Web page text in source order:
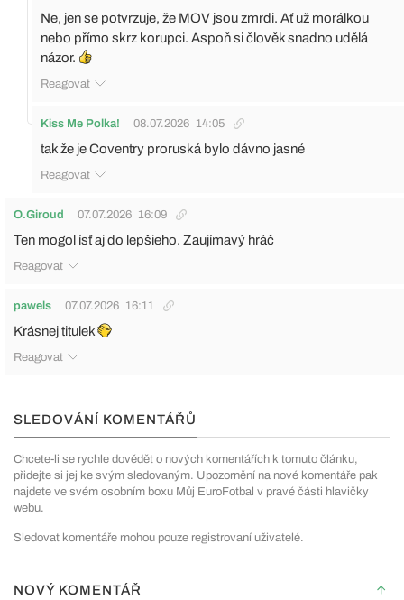
Ne, jen se potvrzuje, že MOV jsou zmrdi. Ať už morálkou
nebo přímo skrz korupci. Aspoň si člověk snadno udělá
názor.
Reagovat
Kiss Me Polka! 08.07.2026 14:05
tak že je Coventry proruská bylo dávno jasné
Reagovat
O.Giroud 07.07.2026 16:09
Ten mogol ísť aj do lepšieho. Zaujímavý hráč
Reagovat
pawels 07.07.2026 16:11
Krásnej titulek
Reagovat
SLEDOVÁNÍ KOMENTÁŘŮ
Chcete-li se rychle dovědět o nových komentářích k tomuto článku,
přidejte si jej ke svým sledovaným. Upozornění na nové komentáře pak
najdete ve svém osobním boxu Můj EuroFotbal v pravé části hlavičky
webu.
Sledovat komentáře mohou pouze registrovaní uživatelé.
NOVÝ KOMENTÁŘ